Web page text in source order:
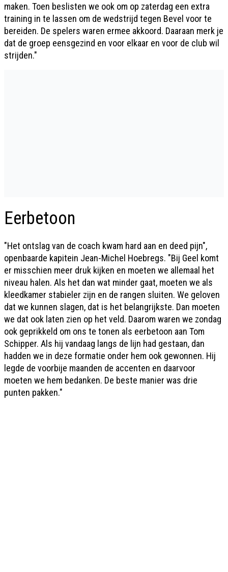
maken. Toen beslisten we ook om op zaterdag een extra
training in te lassen om de wedstrijd tegen Bevel voor te
bereiden. De spelers waren ermee akkoord. Daaraan merk je
dat de groep eensgezind en voor elkaar en voor de club wil
strijden."
Eerbetoon
"Het ontslag van de coach kwam hard aan en deed pijn",
openbaarde kapitein Jean-Michel Hoebregs. "Bij Geel komt
er misschien meer druk kijken en moeten we allemaal het
niveau halen. Als het dan wat minder gaat, moeten we als
kleedkamer stabieler zijn en de rangen sluiten. We geloven
dat we kunnen slagen, dat is het belangrijkste. Dan moeten
we dat ook laten zien op het veld. Daarom waren we zondag
ook geprikkeld om ons te tonen als eerbetoon aan Tom
Schipper. Als hij vandaag langs de lijn had gestaan, dan
hadden we in deze formatie onder hem ook gewonnen. Hij
legde de voorbije maanden de accenten en daarvoor
moeten we hem bedanken. De beste manier was drie
punten pakken."